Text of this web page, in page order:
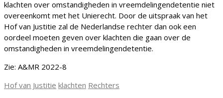
klachten over omstandigheden in vreemdelingendetentie niet
overeenkomt met het Unierecht. Door de uitspraak van het
Hof van Justitie zal de Nederlandse rechter dan ook een
oordeel moeten geven over klachten die gaan over de
omstandigheden in vreemdelingendetentie.
Zie: A&MR 2022-8
Hof van Justitie klachten Rechters